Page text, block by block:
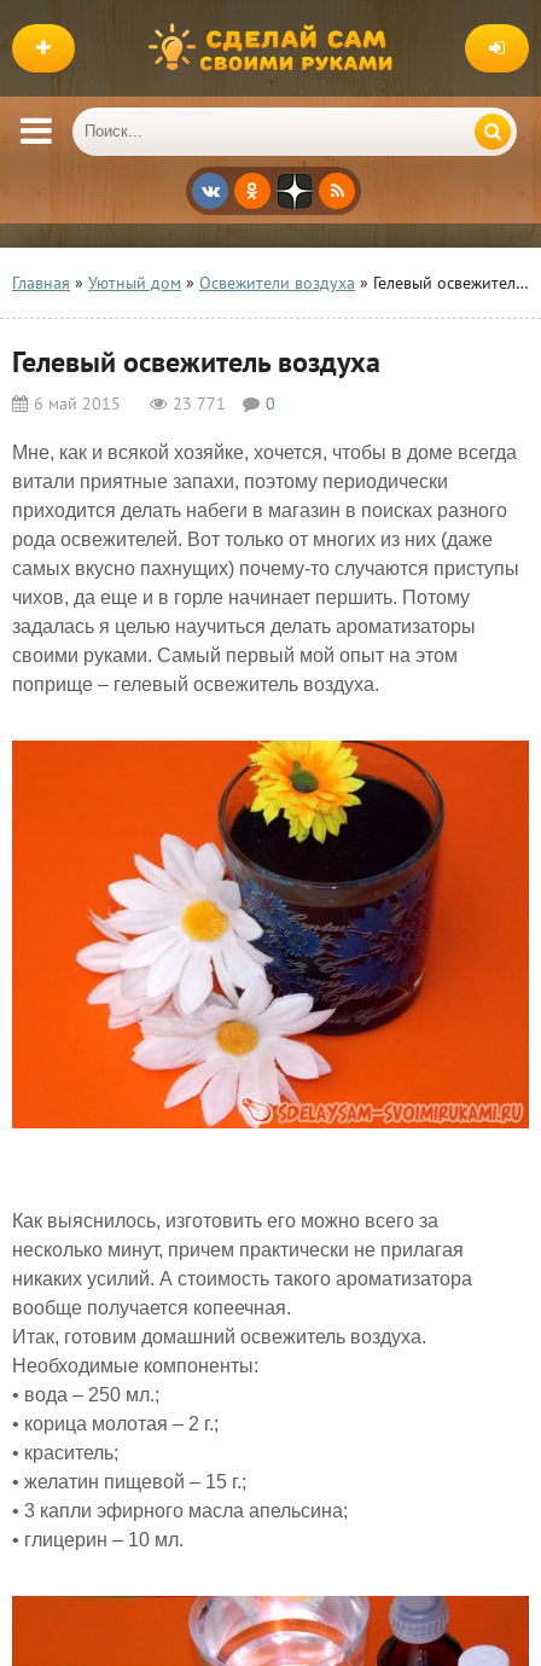
Главная » Уютный дом » Освежители воздуха » Гелевый освежитель воздуха
Гелевый освежитель воздуха
6 май 2015 23 771 0
Мне, как и всякой хозяйке, хочется, чтобы в доме всегда
витали приятные запахи, поэтому периодически
приходится делать набеги в магазин в поисках разного
рода освежителей. Вот только от многих из них (даже
самых вкусно пахнущих) почему-то случаются приступы
чихов, да еще и в горле начинает першить. Потому
задалась я целью научиться делать ароматизаторы
своими руками. Самый первый мой опыт на этом
поприще – гелевый освежитель воздуха.
Как выяснилось, изготовить его можно всего за
несколько минут, причем практически не прилагая
никаких усилий. А стоимость такого ароматизатора
вообще получается копеечная.
Итак, готовим домашний освежитель воздуха.
Необходимые компоненты:
• вода – 250 мл.;
• корица молотая – 2 г.;
• краситель;
• желатин пищевой – 15 г.;
• 3 капли эфирного масла апельсина;
• глицерин – 10 мл.